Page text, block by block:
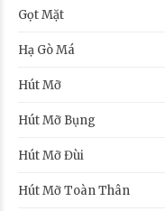
Gọt Mặt
Hạ Gò Má
Hút Mỡ
Hút Mỡ Bụng
Hút Mỡ Đùi
Hút Mỡ Toàn Thân